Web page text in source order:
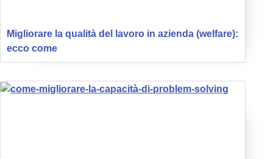
Migliorare la qualità del lavoro in azienda (welfare):
ecco come